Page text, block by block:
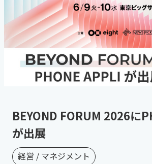
BEYOND FORUM 2026に
が出展
経営 / マネジメント